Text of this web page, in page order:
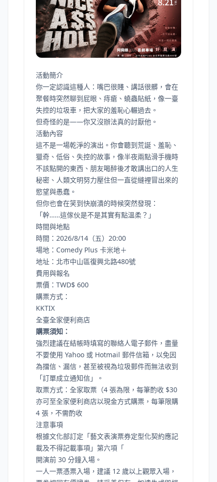
活動簡介
你一定認識這種人：嘴巴很賤、講話很髒，會在
聚餐時突然聊到屁眼、痔瘡、蟯蟲貼紙，像一臺
失控的垃圾車，把大家的羞恥心輾過去。
但奇怪的是——你又沒辦法真的討厭他。
活動內容
這不是一場乾淨的演出。你會聽到荒誕、羞恥、
獵奇、低俗、失控的故事，像半夜兩點滑手機時
不該點開的東西、朋友喝醉後才敢講出口的人生
秘密、人類文明努力壓住但一直從縫裡冒出來的
慾望與愚蠢。
但你也會在笑到快崩潰的時候突然發現：
「幹……這傢伙是不是其實有點溫柔？」
時間與地點
時間：2026/8/14（五）20:00
場地：Comedy Plus 卡米地＋
地址：北市中山區復興北路480號
費用與報名
票價：TWD$ 600
購票方式：
KKTIX
全臺全家便利商店
購票須知：
強烈建議在結帳時填寫的聯絡人電子郵件，盡量
不要使用 Yahoo 或 Hotmail 郵件信箱，以免因
為擋信、漏信，甚至被視為垃圾郵件而無法收到
「訂單成立通知信」。
取票方式：全家取票（4 張為限，每筆酌收 $30
亦可至全家便利商店以現金方式購票，每筆限購
4 張，不需酌收
注意事項
根據文化部訂定「藝文表演票券定型化契約應記
載及不得記載事項」第六項「
開演前 30 分鐘入場。
一人一票憑票入場，建議 12 歲以上觀眾入場，